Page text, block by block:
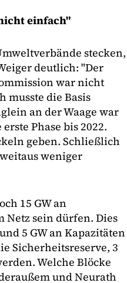
einfach"
stecken,
deutlich: "Der
war nicht
musste die Basis
an der Waage war
Phase bis 2022.
geben. Schließlich
weniger
15 GW an
sein dürfen. Dies
5 GW an Kapazitäten
Sicherheitsreserve, 3
Welche Blöcke
und Neurath